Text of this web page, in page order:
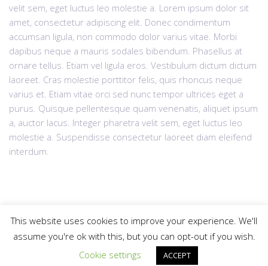
velit sem, eget luctus leo molestie a. Lorem ipsum dolor sit
amet, consectetur adipiscing elit. Donec condimentum
accumsan ligula, non commodo dolor varius vitae. Morbi
dapibus neque a mauris sodales bibendum. Phasellus at
ornare tellus. Etiam vel ligula eros. Vestibulum dictum dictum
laoreet. Cras molestie porttitor felis, quis rhoncus neque
varius et. Etiam vitae orci sed nunc tempor ultrices eget a
purus. Quisque pellentesque quam venenatis, aliquet ipsum
a, auctor lacus. Integer pharetra velit sem, eget luctus leo
molestie a. Suspendisse consectetur laoreet diam eleifend
interdum.
© 2025krdzaliclaw.comAll rights reserved | Web Design "CanaC"
Politika privatnosti
This website uses cookies to improve your experience. We'll
assume you're ok with this, but you can opt-out if you wish.
Cookie settings
ACCEPT